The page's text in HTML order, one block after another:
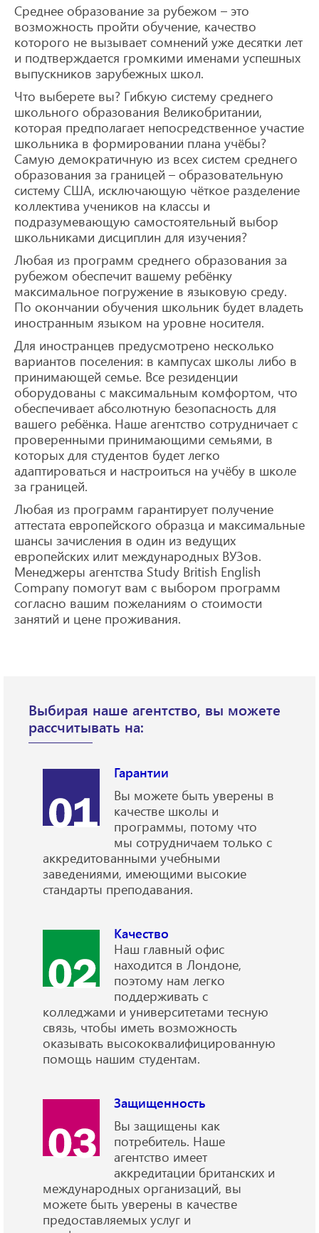
Среднее образование за рубежом – это
возможность пройти обучение, качество
которого не вызывает сомнений уже десятки лет
и подтверждается громкими именами успешных
выпускников зарубежных школ.
Что выберете вы? Гибкую систему среднего
школьного образования Великобритании,
которая предполагает непосредственное участие
школьника в формировании плана учёбы?
Самую демократичную из всех систем среднего
образования за границей – образовательную
систему США, исключающую чёткое разделение
коллектива учеников на классы и
подразумевающую самостоятельный выбор
школьниками дисциплин для изучения?
Любая из программ среднего образования за
рубежом обеспечит вашему ребёнку
максимальное погружение в языковую среду.
По окончании обучения школьник будет владеть
иностранным языком на уровне носителя.
Для иностранцев предусмотрено несколько
вариантов поселения: в кампусах школы либо в
принимающей семье. Все резиденции
оборудованы с максимальным комфортом, что
обеспечивает абсолютную безопасность для
вашего ребёнка. Наше агентство сотрудничает с
проверенными принимающими семьями, в
которых для студентов будет легко
адаптироваться и настроиться на учёбу в школе
за границей.
Любая из программ гарантирует получение
аттестата европейского образца и максимальные
шансы зачисления в один из ведущих
европейских илит международных ВУЗов.
Менеджеры агентства Study British English
Company помогут вам с выбором программ
согласно вашим пожеланиям о стоимости
занятий и цене проживания.
Выбирая наше агентство, вы можете
рассчитывать на:
Гарантии
Вы можете быть уверены в
качестве школы и
программы, потому что
мы сотрудничаем только с
аккредитованными учебными
заведениями, имеющими высокие
стандарты преподавания.
Качество
Наш главный офис
находится в Лондоне,
поэтому нам легко
поддерживать с
колледжами и университетами тесную
связь, чтобы иметь возможность
оказывать высококвалифицированную
помощь нашим студентам.
Защищенность
Вы защищены как
потребитель. Наше
агентство имеет
аккредитации британских и
международных организаций, вы
можете быть уверены в качестве
предоставляемых услуг и